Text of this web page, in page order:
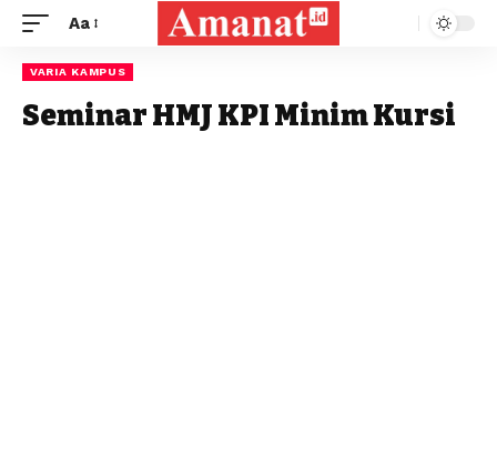
Aa
VARIA KAMPUS
Seminar HMJ KPI Minim Kursi